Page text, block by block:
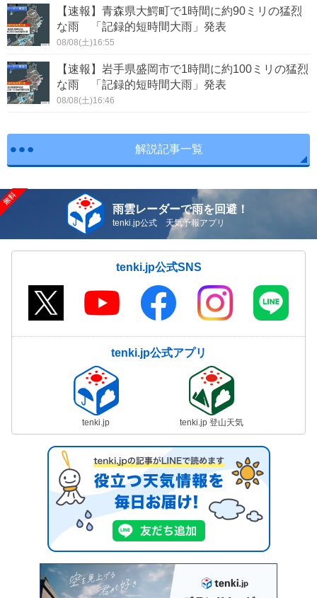
豊明市 日進市
愛西市 清須市
北名古屋市
豊山町 大口町
大治町
阿久比町 東浦町
南知多町 美浜町
幸田町
【速報】青森県大鰐町で1時間に約90ミリの猛烈
な雨 「記録的短時間大雨」発表
08/08(土)16:55
【速報】岩手県盛岡市で1時間に約100ミリの猛烈
な雨 「記録的短時間大雨」発表
08/08(土)16:46
解説記事一覧
雨雲レーダーで雨を回避！
tenki.jp公式 天気予報アプリ
tenki.jp公式SNS
tenki.jp公式アプリ
tenki.jp tenki.jp 登山天気